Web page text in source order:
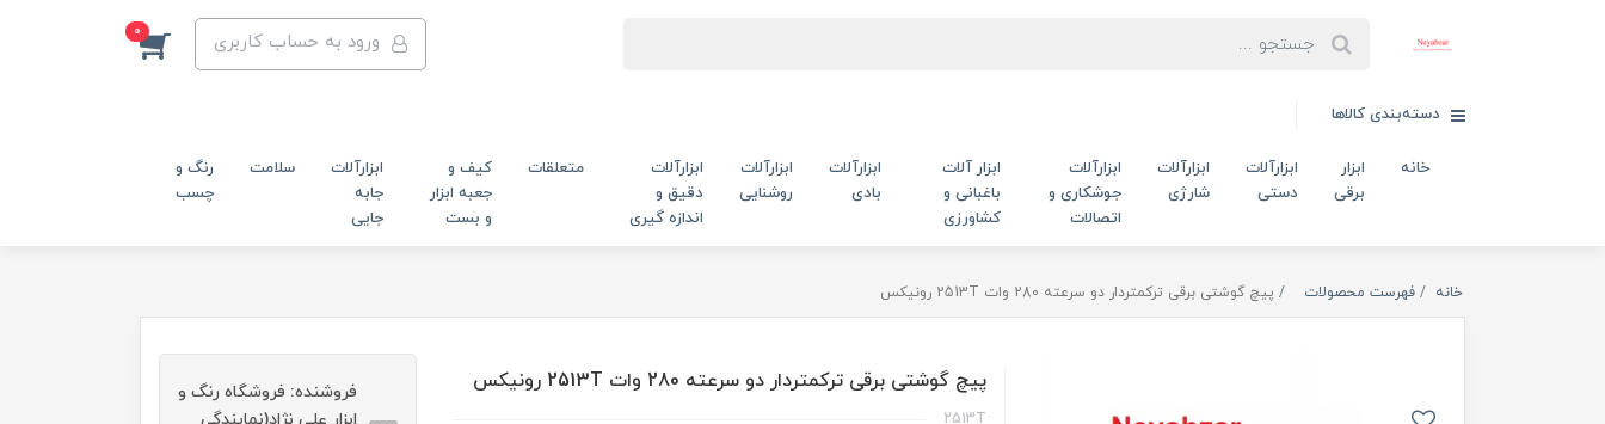
ورود به حساب کاربری 0
دسته‌بندی کالاها
خانه
ابزار
برقی
ابزارآلات
دستی
ابزارآلات
شارژی
ابزارآلات
جوشکاری و
اتصالات
ابزار آلات
باغبانی و
کشاورزی
ابزارآلات
بادی
ابزارآلات
روشنایی
ابزارآلات
دقیق و
اندازه گیری
متعلقات
کیف و
جعبه ابزار
و بست
ابزارآلات
جابه
جایی
سلامت
رنگ و
چسب
خانه فهرست محصولات پیچ گوشتی برقی ترکمتردار دو سرعته 280 وات 2513T رونیکس
پیچ گوشتی برقی ترکمتردار دو سرعته 280 وات 2513T رونیکس
2513T
فروشنده: فروشگاه رنگ و